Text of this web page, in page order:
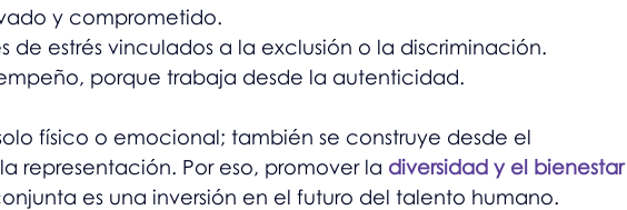
y comprometido.
de estrés vinculados a la exclusión o la discriminación.
porque trabaja desde la autenticidad.
físico o emocional; también se construye desde el
representación. Por eso, promover la diversidad y el bienestar
es una inversión en el futuro del talento humano.